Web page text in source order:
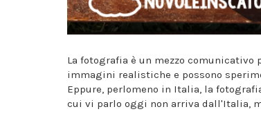
La fotografia è un mezzo
immagini realistiche e possono
Eppure, perlomeno in Italia, la
cui vi parlo oggi non arriva dall'Italia,